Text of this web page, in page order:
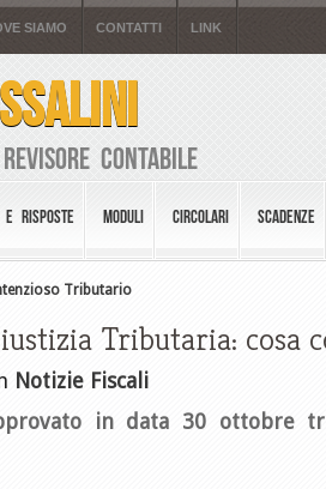
SIAMO CONTATTI LINK
Contabile
E RISPOSTE MODULI CIRCOLARI SCADENZE
Tributario
Tributaria: cosa
Notizie Fiscali
in data 30 ottobre